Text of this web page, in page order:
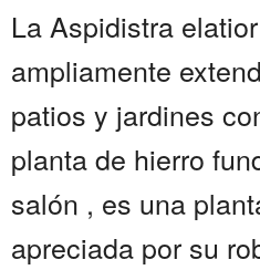
La Aspidistra
ampliamente
patios y jardines
planta de hierro
salón , es una
apreciada por su